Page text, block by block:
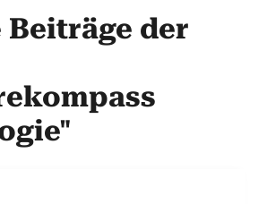
Beiträge der